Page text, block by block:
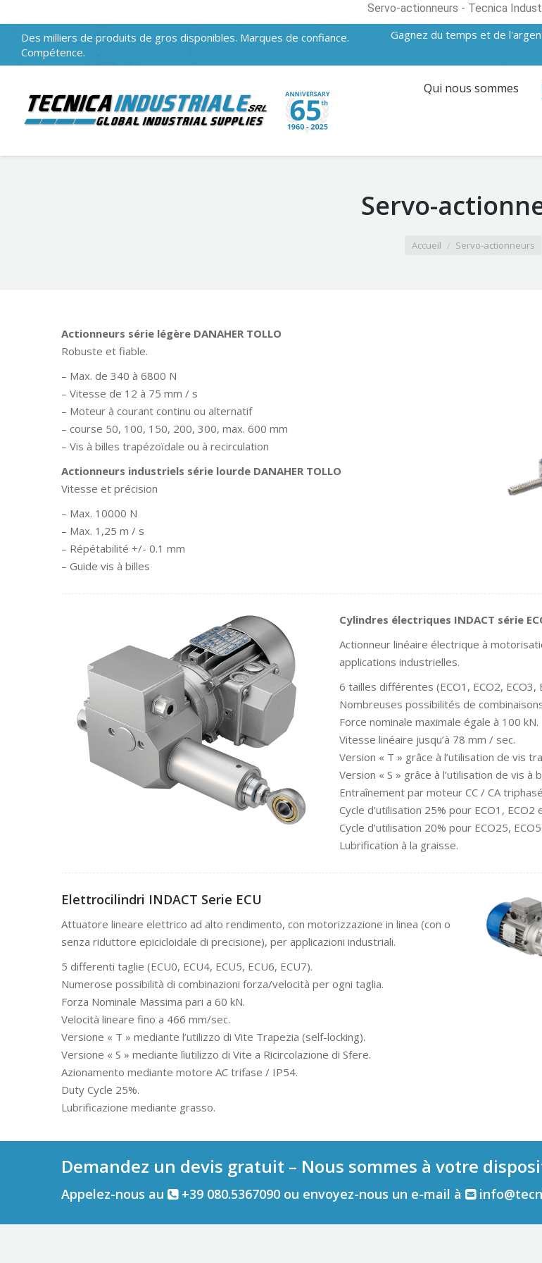
Servo-actionneurs - Tecnica
Des milliers de produits de gros disponibles. Marques de confiance.
Compétence.
Gagnez du temps et de
Qui nous sommes
Servo-
Accueil Servo-actionneurs
Actionneurs série légère DANAHER TOLLO
Robuste et fiable.
– Max. de 340 à 6800 N
– Vitesse de 12 à 75 mm / s
– Moteur à courant continu ou alternatif
– course 50, 100, 150, 200, 300, max. 600 mm
– Vis à billes trapézoïdale ou à recirculation
Actionneurs industriels série lourde DANAHER TOLLO
Vitesse et précision
– Max. 10000 N
– Max. 1,25 m / s
– Répétabilité +/- 0.1 mm
– Guide vis à billes
Cylindres électriques INDACT série
Actionneur linéaire électrique à
applications industrielles.
6 tailles différentes (ECO1, ECO2, ECO3,
Nombreuses possibilités de
Force nominale maximale égale à 100 kN.
Vitesse linéaire jusqu’à 78 mm / sec.
Version « T » grâce à l’utilisation de vis
Version « S » grâce à l’utilisation de vis à
Entraînement par moteur CC / CA
Cycle d’utilisation 25% pour ECO1, ECO2
Cycle d’utilisation 20% pour ECO25,
Lubrification à la graisse.
Elettrocilindri INDACT Serie ECU
Attuatore lineare elettrico ad alto rendimento, con motorizzazione in linea (con o
senza riduttore epicicloidale di precisione), per applicazioni industriali.
5 differenti taglie (ECU0, ECU4, ECU5, ECU6, ECU7).
Numerose possibilità di combinazioni forza/velocità per ogni taglia.
Forza Nominale Massima pari a 60 kN.
Velocità lineare fino a 466 mm/sec.
Versione « T » mediante l’utilizzo di Vite Trapezia (self-locking).
Versione « S » mediante lìutilizzo di Vite a Ricircolazione di Sfere.
Azionamento mediante motore AC trifase / IP54.
Duty Cycle 25%.
Lubrificazione mediante grasso.
Demandez un devis gratuit – Nous sommes à votre
Appelez-nous au +39 080.5367090 ou envoyez-nous un e-mail à